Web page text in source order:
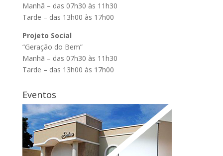
Manhã – das 07h30 às 11h30
Tarde – das 13h00 às 17h00
Projeto Social
“Geração do Bem”
Manhã – das 07h30 às 11h30
Tarde – das 13h00 às 17h00
Eventos